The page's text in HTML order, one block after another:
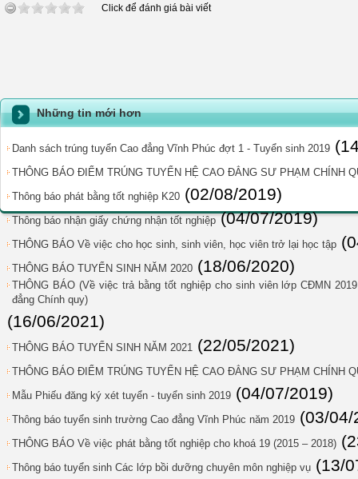
Click để đánh giá bài viết
Những tin mới hơn
Danh sách trúng tuyển Cao đẳng Vĩnh Phúc đợt 1 - Tuyển sinh 2019
THÔNG BÁO ĐIỂM TRÚNG TUYỂN HỆ CAO ĐẲNG SƯ PHẠM CHÍNH
Thông báo phát bằng tốt nghiệp K20 (02/08/2019)
Thông báo nhận giấy chứng nhận tốt nghiệp (04/07/2019)
THÔNG BÁO Về việc cho học sinh, sinh viên, học viên trở lại học tập
THÔNG BÁO TUYỂN SINH NĂM 2020 (18/06/2020)
THÔNG BÁO (Về việc trả bằng tốt nghiệp cho sinh viên lớp CĐMN
đẳng Chính quy)
(16/06/2021)
THÔNG BÁO TUYỂN SINH NĂM 2021 (22/05/2021)
THÔNG BÁO ĐIỂM TRÚNG TUYỂN HỆ CAO ĐẲNG SƯ PHẠM CHÍNH
Mẫu Phiếu đăng ký xét tuyển - tuyển sinh 2019 (04/07/2019)
Thông báo tuyển sinh trường Cao đẳng Vĩnh Phúc năm 2019 (03/04/
THÔNG BÁO Về việc phát bằng tốt nghiệp cho khoá 19 (2015 – 2018)
Thông báo tuyển sinh Các lớp bồi dưỡng chuyên môn nghiệp vụ (13/